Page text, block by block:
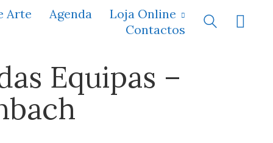
Arte Agenda
Loja Online
Contactos
Equipas –